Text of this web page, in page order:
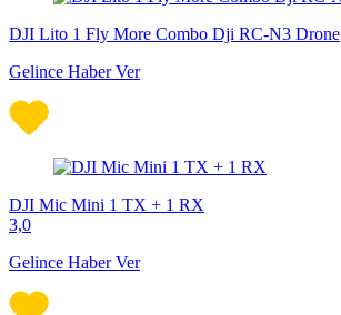
DJI Lito 1 Fly More Combo Dji RC-N3 Drone
Gelince Haber Ver
DJI Mic Mini 1 TX + 1 RX
3,0
Gelince Haber Ver